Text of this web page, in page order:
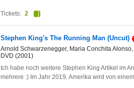
Tickets: 2
Stephen King's The Running Man (Uncut)
Arnold Schwarzenegger, Maria Conchita
DVD (2001)
Ich habe noch weitere Stephen King Artikel im
mehrere :) Im Jahr 2019. Amerika wird von einem